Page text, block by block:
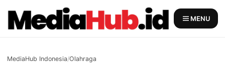
content
MENU
MediaHub Indonesia/Olahraga